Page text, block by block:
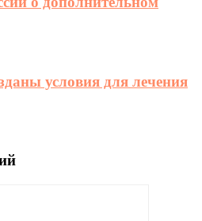
условия для лечения